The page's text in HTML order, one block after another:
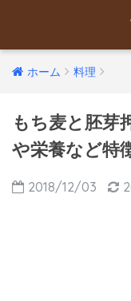
ホーム 料理
もち麦と胚芽
や栄養など特
2018/12/03